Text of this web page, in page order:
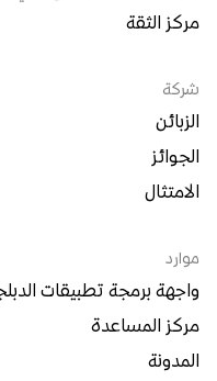
مركز الثقة
شركة
الزبائن
الجوائز
الامتثال
موارد
واجهة برمجة تطبيقات
مركز المساعدة
المدونة